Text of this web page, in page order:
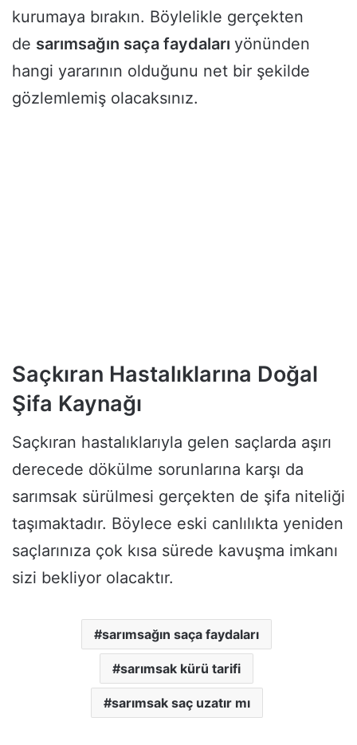
kurumaya bırakın. Böylelikle gerçekten
de sarımsağın saça faydaları yönünden
hangi yararının olduğunu net bir şekilde
gözlemlemiş olacaksınız.
Saçkıran Hastalıklarına Doğal
Şifa Kaynağı
Saçkıran hastalıklarıyla gelen saçlarda aşırı
derecede dökülme sorunlarına karşı da
sarımsak sürülmesi gerçekten de şifa niteliği
taşımaktadır. Böylece eski canlılıkta yeniden
saçlarınıza çok kısa sürede kavuşma imkanı
sizi bekliyor olacaktır.
sarımsağın saça faydaları
sarımsak kürü tarifi
sarımsak saç uzatır mı